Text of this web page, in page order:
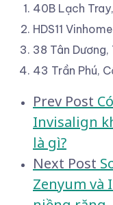
40B Lạch
HDS11
38 Tân Dương,
43 Trần Phú,
Post
Prev Post
Invisalign
là gì?
Next Post
Zenyum và